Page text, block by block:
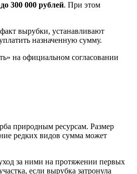
300 000 рублей. При этом
вырубки, устанавливают
назначенную сумму.
на официальном согласовании
природным ресурсам. Размер
редких видов сумма может
за ними на протяжении первых
если вырубка затронула